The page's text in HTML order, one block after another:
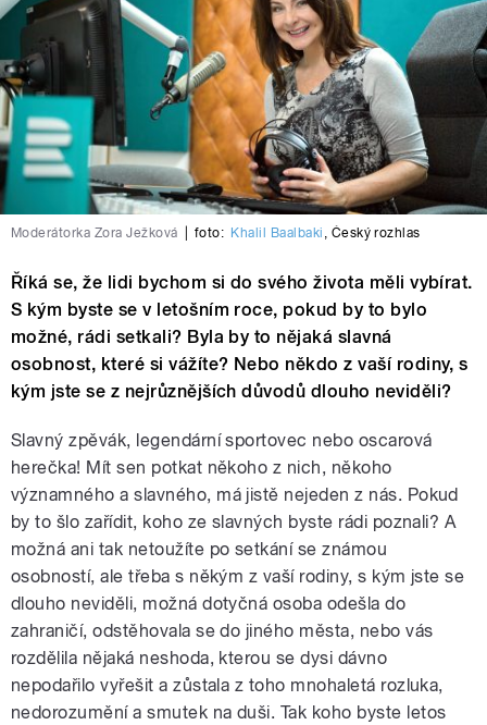
Moderátorka Zora Ježková foto: Khalil Baalbaki , Český rozhlas
Říká se, že lidi bychom si do svého života měli vybírat.
S kým byste se v letošním roce, pokud by to bylo
možné, rádi setkali? Byla by to nějaká slavná
osobnost, které si vážíte? Nebo někdo z vaší rodiny, s
kým jste se z nejrůznějších důvodů dlouho neviděli?
Slavný zpěvák, legendární sportovec nebo oscarová
herečka! Mít sen potkat někoho z nich, někoho
významného a slavného, má jistě nejeden z nás. Pokud
by to šlo zařídit, koho ze slavných byste rádi poznali? A
možná ani tak netoužíte po setkání se známou
osobností, ale třeba s někým z vaší rodiny, s kým jste se
dlouho neviděli, možná dotyčná osoba odešla do
zahraničí, odstěhovala se do jiného města, nebo vás
rozdělila nějaká neshoda, kterou se dysi dávno
nepodařilo vyřešit a zůstala z toho mnohaletá rozluka,
nedorozumění a smutek na duši. Tak koho byste letos